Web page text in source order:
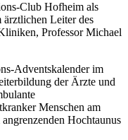
Club Hofheim als
ärztlichen Leiter des
Professor Michael
Adventskalender im
der Ärzte und
Menschen am
Hochtaunus